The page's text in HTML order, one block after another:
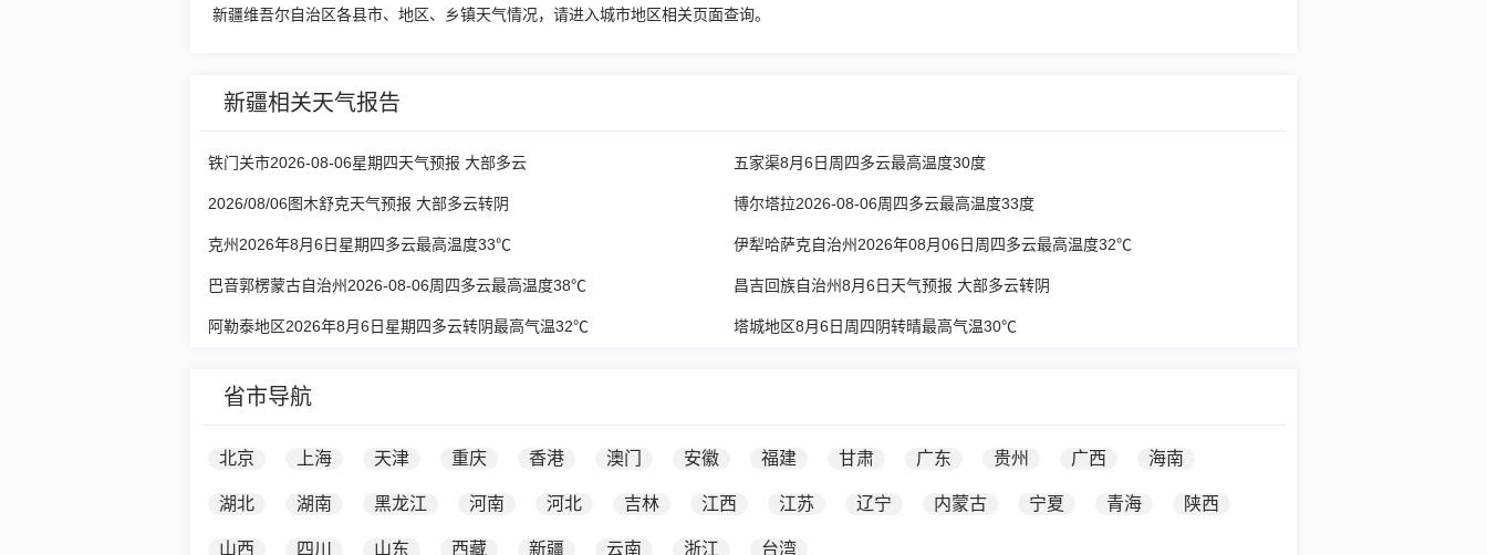
新疆维吾尔自治区各县市、地区、乡镇天气情况，请进入城市地区相关页面查询。
新疆相关天气报告
铁门关市2026-08-06星期四天气预报 大部多云 五家渠8月6日周四多云最高温度30度
2026/08/06图木舒克天气预报 大部多云转阴 博尔塔拉2026-08-06周四多云最高温度33度
克州2026年8月6日星期四多云最高温度33℃ 伊犁哈萨克自治州2026年08月06日周四多云最高温度32℃
巴音郭楞蒙古自治州2026-08-06周四多云最高温度38℃ 昌吉回族自治州8月6日天气预报 大部多云转阴
阿勒泰地区2026年8月6日星期四多云转阴最高气温32℃ 塔城地区8月6日周四阴转晴最高气温30℃
省市导航
北京 上海 天津 重庆 香港 澳门 安徽 福建 甘肃 广东 贵州 广西 海南
湖北 湖南 黑龙江 河南 河北 吉林 江西 江苏 辽宁 内蒙古 宁夏 青海 陕西
山西 四川 山东 西藏 新疆 云南 浙江 台湾